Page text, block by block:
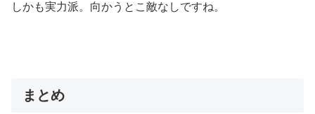
しかも実力派。向かうとこ敵なしですね。
まとめ